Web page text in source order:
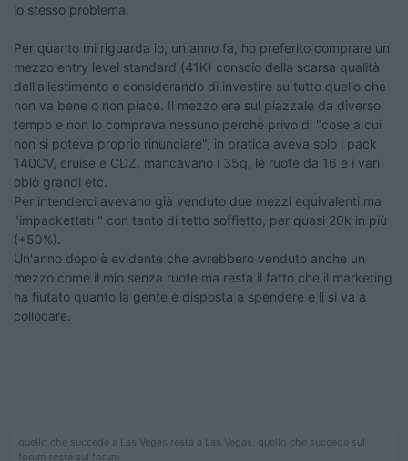
lo stesso problema.
Per quanto mi riguarda io, un anno fa, ho preferito comprare un
mezzo entry level standard (41K) conscio della scarsa qualità
dell'allestimento e considerando di investire su tutto quello che
non va bene o non piace. Il mezzo era sul piazzale da diverso
tempo e non lo comprava nessuno perchè privo di "cose a cui
non si poteva proprio rinunciare", in pratica aveva solo i pack
140CV, cruise e CDZ, mancavano i 35q, le ruote da 16 e i vari
oblò grandi etc.
Per intenderci avevano già venduto due mezzi equivalenti ma
"impackettati " con tanto di tetto soffietto, per quasi 20k in più
(+50%).
Un'anno dopo è evidente che avrebbero venduto anche un
mezzo come il mio senza ruote ma resta il fatto che il marketing
ha fiutato quanto la gente è disposta a spendere e lì si va a
collocare.
quello che succede a Las Vegas resta a Las Vegas, quello che succede sul
forum resta sul forum